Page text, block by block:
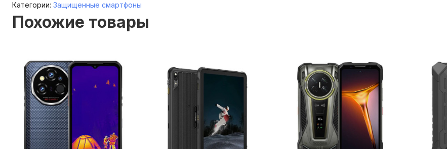
Категории: Защищенные смартфоны
Похожие товары